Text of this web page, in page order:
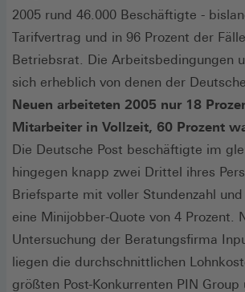
2005 rund 46.000 Beschäftigte -
Tarifvertrag und in 96 Prozent der
Betriebsrat. Die Arbeitsbedingungen
sich erheblich von denen der
Neuen arbeiteten 2005 nur 18
Mitarbeiter in Vollzeit, 60 Prozent
Die Deutsche Post beschäftigte im
hingegen knapp zwei Drittel ihres
Briefsparte mit voller Stundenzahl
eine Minijobber-Quote von 4 Prozent.
Untersuchung der Beratungsfirma
liegen die durchschnittlichen
größten Post-Konkurrenten PIN Group